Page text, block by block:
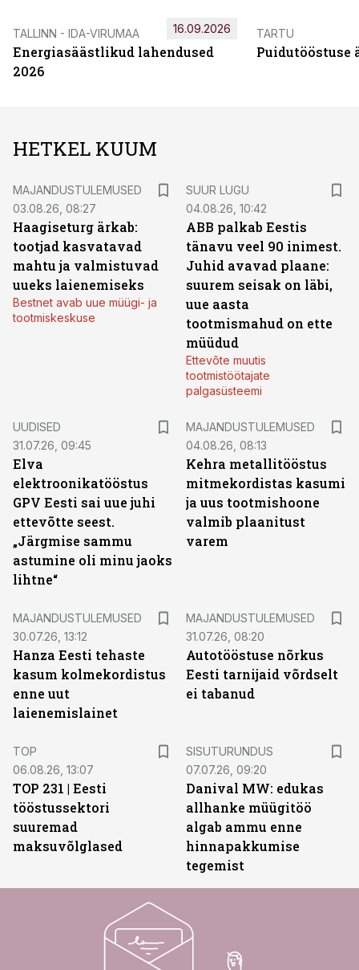
TALLINN - IDA-VIRUMAA
Energiasäästlikud lahendused
2026
16.09.2026 TARTU
Puidutööstuse
HETKEL KUUM
MAJANDUSTULEMUSED
03.08.26, 08:27
Haagiseturg ärkab:
tootjad kasvatavad
mahtu ja valmistuvad
uueks laienemiseks
Bestnet avab uue müügi- ja
tootmiskeskuse
SUUR LUGU
04.08.26, 10:42
ABB palkab Eestis
tänavu veel 90 inimest.
Juhid avavad plaane:
suurem seisak on läbi,
uue aasta
tootmismahud on ette
müüdud
Ettevõte muutis
tootmistöötajate
palgasüsteemi
UUDISED
31.07.26, 09:45
Elva
elektroonikatööstus
GPV Eesti sai uue juhi
ettevõtte seest.
„Järgmise sammu
astumine oli minu jaoks
lihtne“
MAJANDUSTULEMUSED
04.08.26, 08:13
Kehra metallitööstus
mitmekordistas kasumi
ja uus tootmishoone
valmib plaanitust
varem
MAJANDUSTULEMUSED
30.07.26, 13:12
Hanza Eesti tehaste
kasum kolmekordistus
enne uut
laienemislainet
MAJANDUSTULEMUSED
31.07.26, 08:20
Autotööstuse nõrkus
Eesti tarnijaid võrdselt
ei tabanud
TOP
06.08.26, 13:07
TOP 231 | Eesti
tööstussektori
suuremad
maksuvõlglased
SISUTURUNDUS
07.07.26, 09:20
Danival MW: edukas
allhanke müügitöö
algab ammu enne
hinnapakkumise
tegemist